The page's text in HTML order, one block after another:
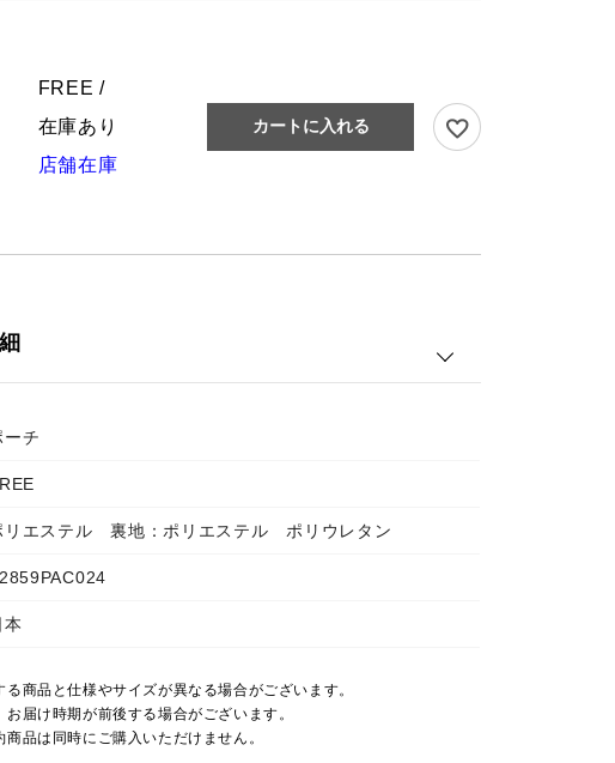
FREE /
在庫あり
店舗在庫
カートに入れる
ーチ
リエステル 裏地：ポリエステル ポリウレタン
本
商品と仕様やサイズが異なる場合がございます。
届け時期が前後する場合がございます。
品は同時にご購入いただけません。